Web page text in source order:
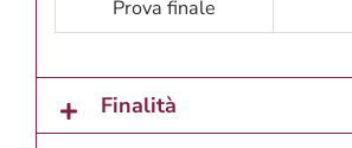
Prova finale
Finalità